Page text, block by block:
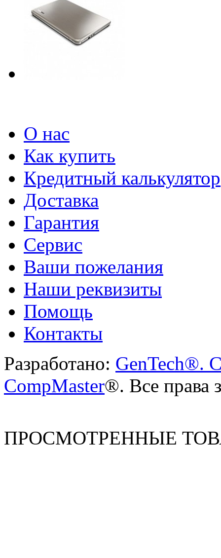
О нас
Как купить
Кредитный калькулятор
Доставка
Гарантия
Сервис
Ваши пожелания
Наши реквизиты
Помощь
Контакты
Разработано: GenTech®.
CompMaster®. Все права
ПРОСМОТРЕННЫЕ